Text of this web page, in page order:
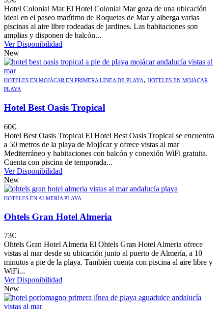
Hotel Colonial Mar El Hotel Colonial Mar goza de una ubicación
ideal en el paseo marítimo de Roquetas de Mar y alberga varias
piscinas al aire libre rodeadas de jardines. Las habitaciones son
amplias y disponen de balcón...
Ver Disponibilidad
New
HOTELES EN MOJÁCAR EN PRIMERA LÍNEA DE PLAYA, HOTELES EN MOJÁCAR
PLAYA
Hotel Best Oasis Tropical
60€
Hotel Best Oasis Tropical El Hotel Best Oasis Tropical se encuentra
a 50 metros de la playa de Mojácar y ofrece vistas al mar
Mediterráneo y habitaciones con balcón y conexión WiFi gratuita.
Cuenta con piscina de temporada...
Ver Disponibilidad
New
HOTELES EN ALMERÍA PLAYA
Ohtels Gran Hotel Almeria
73€
Ohtels Gran Hotel Almeria El Ohtels Gran Hotel Almeria ofrece
vistas al mar desde su ubicación junto al puerto de Almería, a 10
minutos a pie de la playa. También cuenta con piscina al aire libre y
WiFi...
Ver Disponibilidad
New